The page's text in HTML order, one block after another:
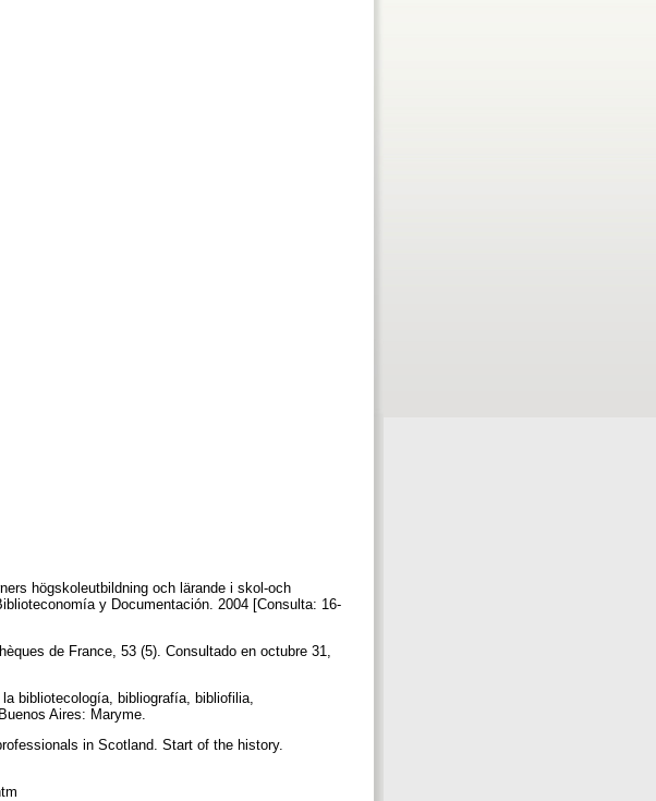
högskoleutbildning och lärande i skol-och
y Documentación. 2004 [Consulta: 16-
de France, 53 (5). Consultado en octubre 31,
bibliotecología, bibliografía, bibliofilia,
Aires: Maryme.
in Scotland. Start of the history.